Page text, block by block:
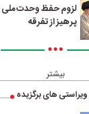
لزوم حفظ وحدت
پرهیز از تفرقه
•••
بیشتر
های برگزیده